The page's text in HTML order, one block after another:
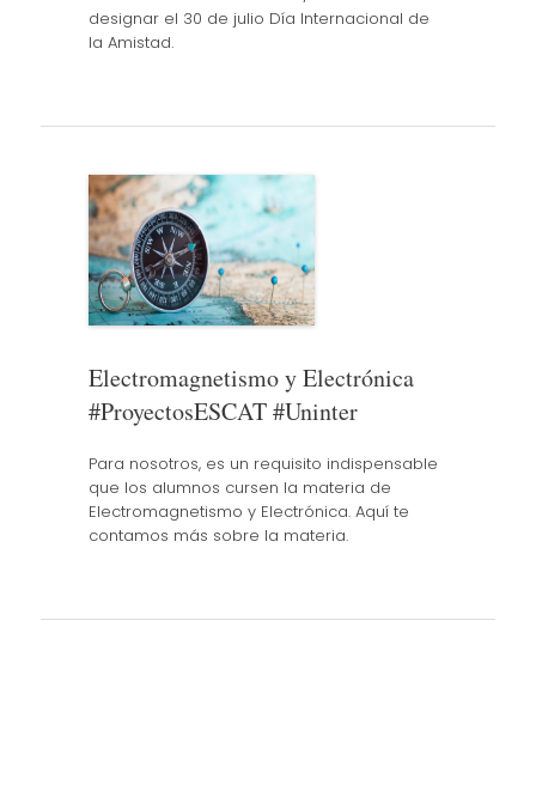
designar el 30 de julio Día Internacional de
la Amistad.
Electromagnetismo y Electrónica
#ProyectosESCAT #Uninter
Para nosotros, es un requisito indispensable
que los alumnos cursen la materia de
Electromagnetismo y Electrónica. Aquí te
contamos más sobre la materia.